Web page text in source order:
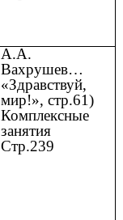
А.А.
Вахрушев…
«Здравствуй,
мир!», стр.61)
Комплексные
занятия
Стр.239